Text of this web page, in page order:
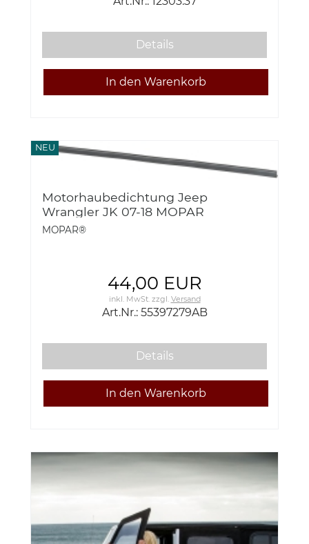
Details
NEU
Motorhaubedichtung Jeep
Wrangler JK 07-18 MOPAR
MOPAR®
44,00 EUR
inkl. MwSt.zzgl. Versand
Art.Nr.: 55397279AB
Details